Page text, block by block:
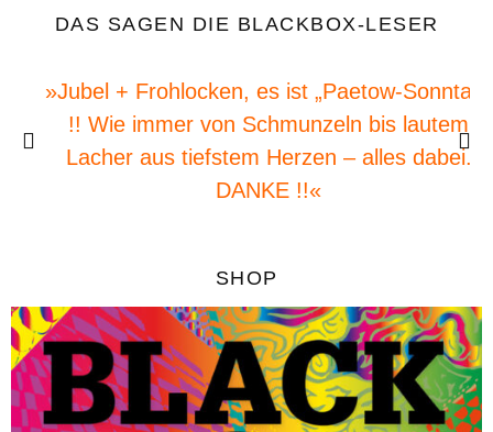
DAS SAGEN DIE BLACKBOX-LESER
»Jubel + Frohlocken, es ist „Paetow-Sonntag“
!! Wie immer von Schmunzeln bis lautem
Lacher aus tiefstem Herzen – alles dabei.
DANKE !!«
SHOP